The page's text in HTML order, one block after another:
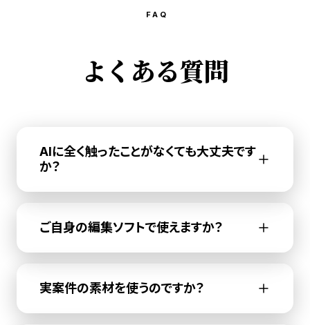
FAQ
よくある質問
AIに全く触ったことがなくても大丈夫です
か？
ご自身の編集ソフトで使えますか？
実案件の素材を使うのですか？